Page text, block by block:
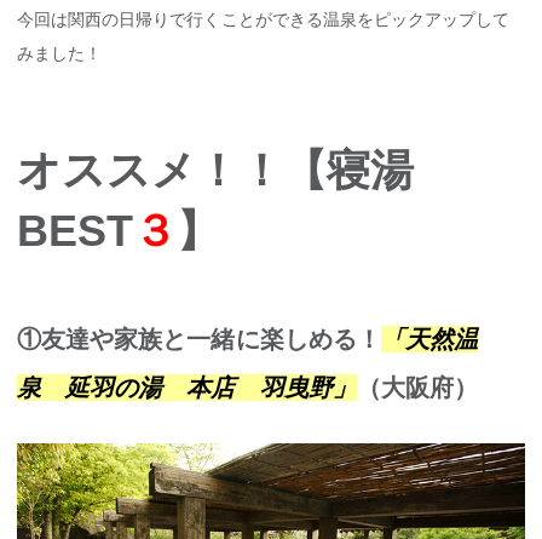
今回は関西の日帰りで行くことができる温泉をピックアップして
みました！
オススメ！！【寝湯
BEST３ 】
①友達や家族と一緒に楽しめる！
「天然温
泉 延羽の湯 本店 羽曳野」
（大阪府）